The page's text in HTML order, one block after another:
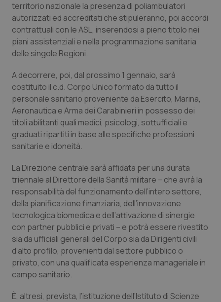
Tiroide
Tumore al seno
Tumori del Polmone & Testa Collo
Tumori gastrointestinali
Ulcera & Reflusso
Vaccini
territorio nazionale la presenza di poliambulatori
autorizzati ed accreditati che stipuleranno, poi accordi
contrattuali con le ASL, inserendosi a pieno titolo nei
piani assistenziali e nella programmazione sanitaria
delle singole Regioni.
A decorrere, poi, dal prossimo 1 gennaio, sarà
costituito il c.d. Corpo Unico formato da tutto il
personale sanitario proveniente da Esercito, Marina,
Aeronautica e Arma dei Carabinieri in possesso dei
titoli abilitanti quali medici, psicologi, sottufficiali e
graduati ripartiti in base alle specifiche professioni
sanitarie e idoneità.
La Direzione centrale sarà affidata per una durata
triennale al Direttore della Sanità militare – che avrà la
responsabilità del funzionamento dell’intero settore,
della pianificazione finanziaria, dell’innovazione
tecnologica biomedica e dell’attivazione di sinergie
con partner pubblici e privati – e potrà essere rivestito
sia da ufficiali generali del Corpo sia da Dirigenti civili
d’alto profilo, provenienti dal settore pubblico o
privato, con una qualificata esperienza manageriale in
campo sanitario.
È, altresì, prevista, l’istituzione dell’Istituto di Scienze